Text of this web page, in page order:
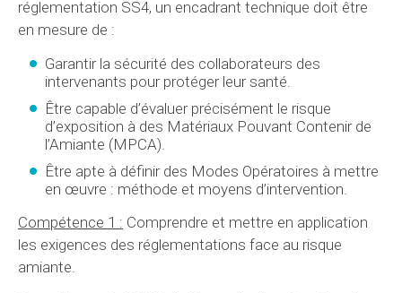
réglementation SS4, un encadrant technique doit être
en mesure de :
Garantir la sécurité des collaborateurs des
intervenants pour protéger leur santé.
Être capable d’évaluer précisément le risque
d’exposition à des Matériaux Pouvant Contenir de
l’Amiante (MPCA).
Être apte à définir des Modes Opératoires à mettre
en œuvre : méthode et moyens d’intervention.
Compétence 1 : Comprendre et mettre en application
les exigences des réglementations face au risque
amiante.